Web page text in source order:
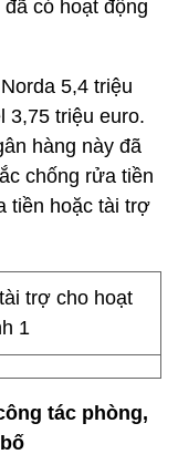
có hoạt động
5,4 triệu
3,75 triệu euro.
hàng này đã
chống rửa tiền
tiền hoặc tài trợ
tác phòng,